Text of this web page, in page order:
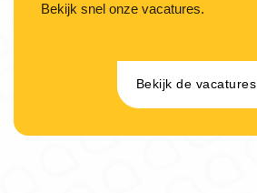
Bekijk snel onze vacatures.
Bekijk de vacatures